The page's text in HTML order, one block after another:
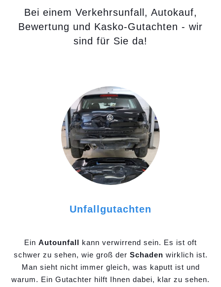
Bei einem Verkehrsunfall, Autokauf,
Bewertung und Kasko-Gutachten - wir
sind für Sie da!
Unfallgutachten
Ein Autounfall kann verwirrend sein. Es ist oft
schwer zu sehen, wie groß der Schaden wirklich ist.
Man sieht nicht immer gleich, was kaputt ist und
warum. Ein Gutachter hilft Ihnen dabei, klar zu sehen.